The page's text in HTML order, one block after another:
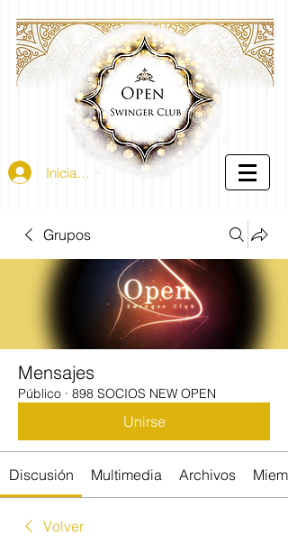
Iniciar sesión
Grupos
Mensajes
Público · 898 SOCIOS NEW OPEN
Unirse
Discusión Multimedia Archivos
Volver